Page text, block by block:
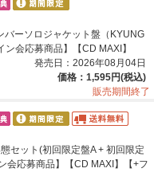
バーソロジャケット盤（KYUNG
会応募商品】【CD MAXI】
発売日：2026年08月04日
価格：1,595円(税込)
販売期間終了
セット(初回限定盤A + 初回限定
会応募商品】【CD MAXI】【+フ